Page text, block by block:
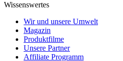
Wissenswertes
Wir und unsere Umwelt
Magazin
Produktfilme
Unsere Partner
Affiliate Programm